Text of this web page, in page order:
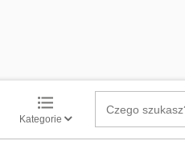
Kategorie